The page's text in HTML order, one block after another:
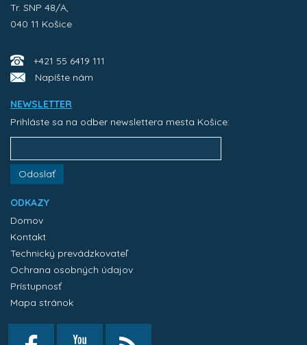
Tr. SNP 48/A,
040 11 Košice
+421 55 6419 111
Napíšte nám
NEWSLETTER
Prihláste sa na odber newslettera mesta Košice:
Odoslať
ODKAZY
Domov
Kontakt
Technický prevádzkovateľ
Ochrana osobných údajov
Prístupnosť
Mapa stránok